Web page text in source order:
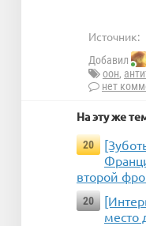
Источник:
Добавил
оон,
нет
На эту же
20
второй
20
место